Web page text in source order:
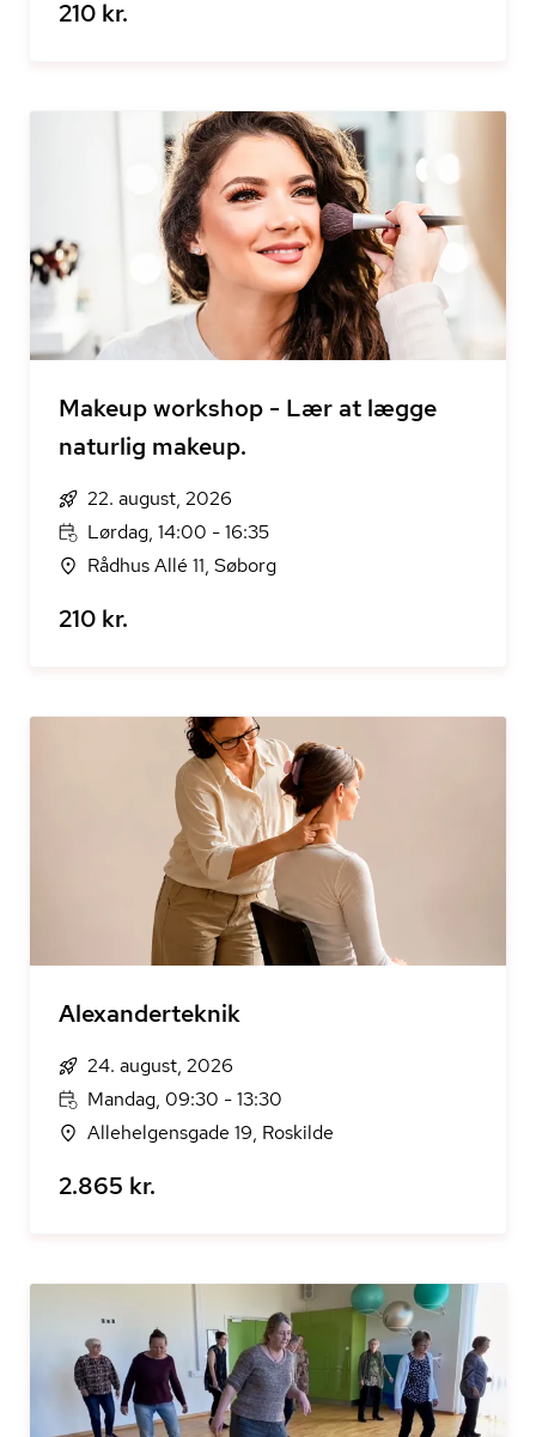
210 kr.
Makeup workshop - Lær at lægge
naturlig makeup.
22. august, 2026
Lørdag, 14:00 - 16:35
Rådhus Allé 11, Søborg
210 kr.
Alexanderteknik
24. august, 2026
Mandag, 09:30 - 13:30
Allehelgensgade 19, Roskilde
2.865 kr.